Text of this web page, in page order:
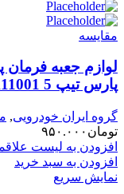
مقایسه
پارس تیپ 5 TPCO1703111001
گروه ایران خودرویی,
تومان ۹۵۰.۰۰۰
افزودن به لیست
افزودن به سبد خرید
نمایش سریع